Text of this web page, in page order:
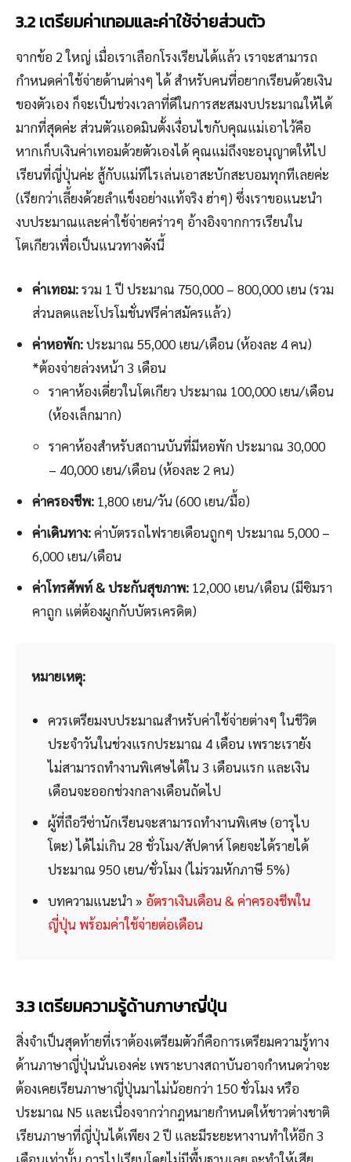
3.2 เตรียมค่าเทอมและค่าใช้จ่ายส่วนตัว
จากข้อ 2 ใหญ่ เมื่อเราเลือกโรงเรียนได้แล้ว เราจะสามารถ
กำหนดค่าใช้จ่ายด้านต่างๆ ได้ สำหรับคนที่อยากเรียนด้วยเงิน
ของตัวเอง ก็จะเป็นช่วงเวลาที่ดีในการสะสมงบประมาณให้ได้
มากที่สุดค่ะ ส่วนตัวแอดมินตั้งเงื่อนไขกับคุณแม่เอาไว้คือ
หากเก็บเงินค่าเทอมด้วยตัวเองได้ คุณแม่ถึงจะอนุญาตให้ไป
เรียนที่ญี่ปุ่นค่ะ สู้กับแม่ทีไรเล่นเอาสะบักสะบอมทุกทีเลยค่ะ
(เรียกว่าเลี้ยงด้วยลำแข็งอย่างแท้จริง ฮ่าๆ) ซึ่งเราขอแนะนำ
งบประมาณและค่าใช้จ่ายคร่าวๆ อ้างอิงจากการเรียนใน
โตเกียวเพื่อเป็นแนวทางดังนี้
ค่าเทอม:รวม 1 ปี ประมาณ 750,000 – 800,000 เยน (รวม
ส่วนลดและโปรโมชั่นฟรีค่าสมัครแล้ว)
ค่าหอพัก:ประมาณ 55,000 เยน/เดือน (ห้องละ 4 คน)
*ต้องจ่ายล่วงหน้า 3 เดือน
ราคาห้องเดี่ยวในโตเกียว ประมาณ 100,000 เยน/เดือน
(ห้องเล็กมาก)
ราคาห้องสำหรับสถานบันที่มีหอพัก ประมาณ 30,000
– 40,000 เยน/เดือน (ห้องละ 2 คน)
ค่าครองชีพ: 1,800 เยน/วัน (600 เยน/มื้อ)
ค่าเดินทาง:ค่าบัตรรถไฟรายเดือนถูกๆ ประมาณ 5,000 –
6,000 เยน/เดือน
ค่าโทรศัพท์ & ประกันสุขภาพ: 12,000 เยน/เดือน (มีซิมรา
คาถูก แต่ต้องผูกกับบัตรเครดิต)
หมายเหตุ:
ควรเตรียมงบประมาณสำหรับค่าใช้จ่ายต่างๆ ในชีวิต
ประจำวันในช่วงแรกประมาณ 4 เดือน เพราะเรายัง
ไม่สามารถทำงานพิเศษได้ใน 3 เดือนแรก และเงิน
เดือนจะออกช่วงกลางเดือนถัดไป
ผู้ที่ถือวีซ่านักเรียนจะสามารถทำงานพิเศษ (อารุไบ
โตะ) ได้ไม่เกิน 28 ชั่วโมง/สัปดาห์ โดยจะได้รายได้
ประมาณ 950 เยน/ชั่วโมง (ไม่รวมหักภาษี 5%)
บทความแนะนำ » อัตราเงินเดือน & ค่าครองชีพใน
ญี่ปุ่น พร้อมค่าใช้จ่ายต่อเดือน
3.3 เตรียมความรู้ด้านภาษาญี่ปุ่น
สิ่งจำเป็นสุดท้ายที่เราต้องเตรียมตัวก็คือการเตรียมความรู้ทาง
ด้านภาษาญี่ปุ่นนั่นเองค่ะ เพราะบางสถาบันอาจกำหนดว่าจะ
ต้องเคยเรียนภาษาญี่ปุ่นมาไม่น้อยกว่า 150 ชั่วโมง หรือ
ประมาณ N5 และเนื่องจากว่ากฎหมายกำหนดให้ชาวต่างชาติ
เรียนภาษาที่ญี่ปุ่นได้เพียง 2 ปี และมีระยะหางานทำให้อีก 3